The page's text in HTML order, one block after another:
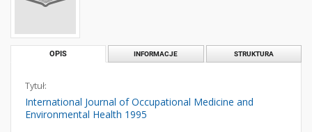
OPIS INFORMACJE STRUKTURA
Tytuł:
International Journal of Occupational Medicine and
Environmental Health 1995